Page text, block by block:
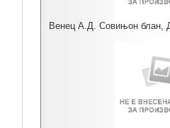
Венец А.Д. Совињон блан,